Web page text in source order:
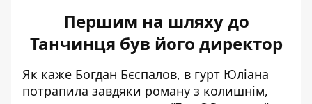
Першим на шляху до
Танчинця був його директор
Як каже Богдан Бєспалов, в гурт Юліана
потрапила завдяки роману з колишнім,